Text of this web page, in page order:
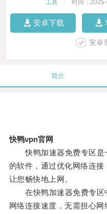
工具 时间：
安卓下载
安卓
简介
快鸭vpn官网
快鸭加速器免费专区是
的软件，通过优化网络连接
让您畅快地上网。
在快鸭加速器免费专区
网络连接速度，无需担心网